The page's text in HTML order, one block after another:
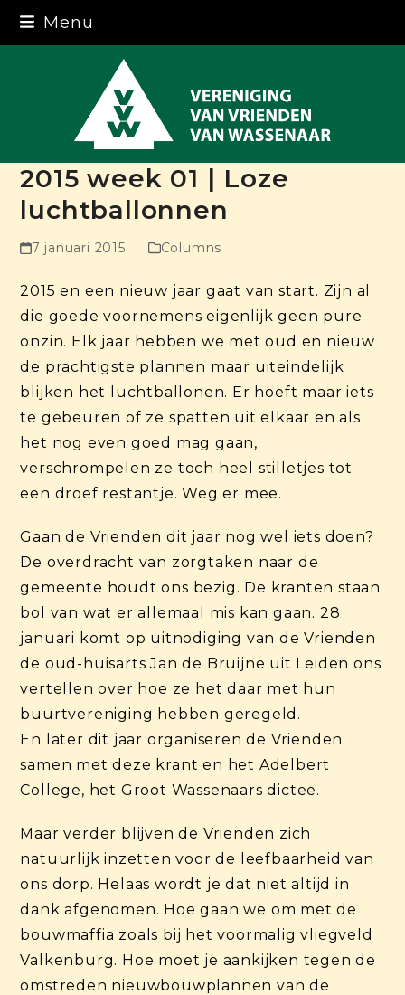
Skip
Menu
2015 week 01 | Loze
luchtballonnen
7 januari 2015 Columns
2015 en een nieuw jaar gaat van start. Zijn al
die goede voornemens eigenlijk geen pure
onzin. Elk jaar hebben we met oud en nieuw
de prachtigste plannen maar uiteindelijk
blijken het luchtballonen. Er hoeft maar iets
te gebeuren of ze spatten uit elkaar en als
het nog even goed mag gaan,
verschrompelen ze toch heel stilletjes tot
een droef restantje. Weg er mee.
Gaan de Vrienden dit jaar nog wel iets doen?
De overdracht van zorgtaken naar de
gemeente houdt ons bezig. De kranten staan
bol van wat er allemaal mis kan gaan. 28
januari komt op uitnodiging van de Vrienden
de oud-huisarts Jan de Bruijne uit Leiden ons
vertellen over hoe ze het daar met hun
buurtvereniging hebben geregeld.
En later dit jaar organiseren de Vrienden
samen met deze krant en het Adelbert
College, het Groot Wassenaars dictee.
Maar verder blijven de Vrienden zich
natuurlijk inzetten voor de leefbaarheid van
ons dorp. Helaas wordt je dat niet altijd in
dank afgenomen. Hoe gaan we om met de
bouwmaffia zoals bij het voormalig vliegveld
Valkenburg. Hoe moet je aankijken tegen de
omstreden nieuwbouwplannen van de